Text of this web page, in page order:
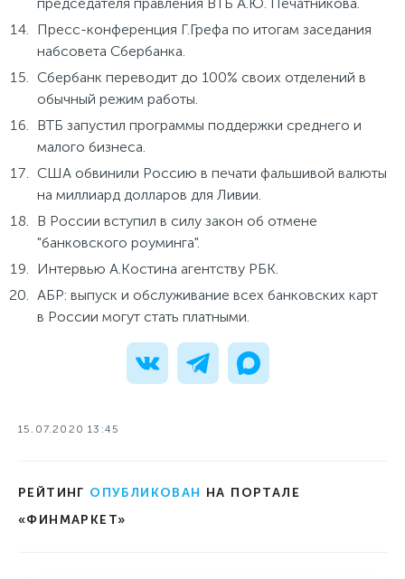
Пресс-конференция Г.Грефа по итогам заседания
набсовета Сбербанка.
Сбербанк переводит до 100% своих отделений в
обычный режим работы.
ВТБ запустил программы поддержки среднего и
малого бизнеса.
США обвинили Россию в печати фальшивой валюты
на миллиард долларов для Ливии.
В России вступил в силу закон об отмене
"банковского роуминга".
Интервью А.Костина агентству РБК.
АБР: выпуск и обслуживание всех банковских карт
в России могут стать платными.
15.07.2020 13:45
РЕЙТИНГ ОПУБЛИКОВАН НА ПОРТАЛЕ
«ФИНМАРКЕТ»